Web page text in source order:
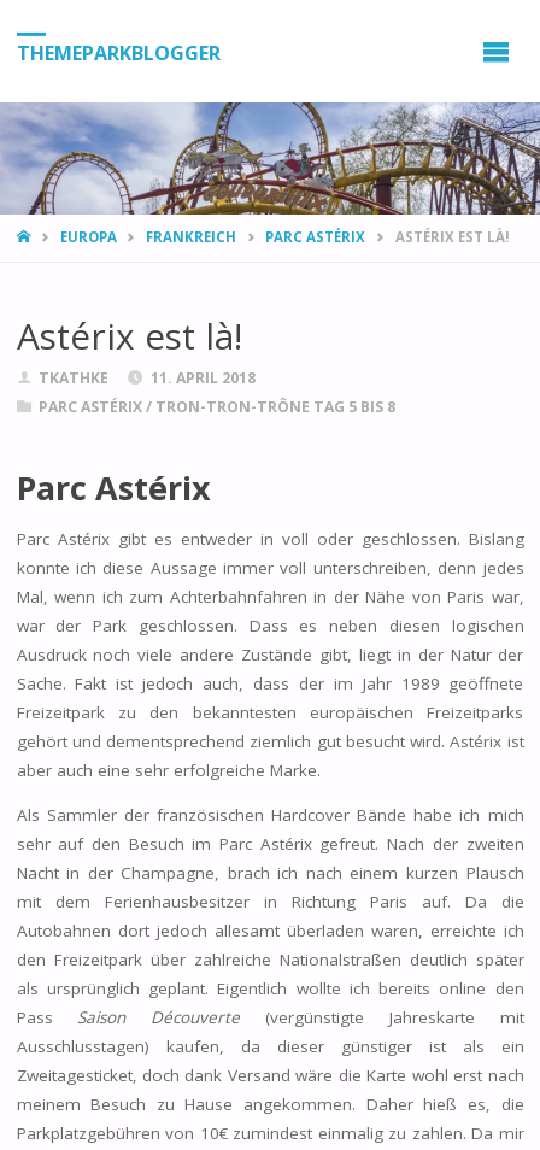
THEMEPARKBLOGGER
HOMEEUROPA FRANKREICH PARC ASTÉRIX ASTÉRIX EST LÀ!
Astérix est là!
TKATHKE
11. APRIL 2018
PARC ASTÉRIX/ TRON-TRON-TRÔNE TAG 5 BIS 8
Parc Astérix
Parc Astérix gibt es entweder in voll oder geschlossen. Bislang
konnte ich diese Aussage immer voll unterschreiben, denn jedes
Mal, wenn ich zum Achterbahnfahren in der Nähe von Paris war,
war der Park geschlossen. Dass es neben diesen logischen
Ausdruck noch viele andere Zustände gibt, liegt in der Natur der
Sache. Fakt ist jedoch auch, dass der im Jahr 1989 geöffnete
Freizeitpark zu den bekanntesten europäischen Freizeitparks
gehört und dementsprechend ziemlich gut besucht wird. Astérix ist
aber auch eine sehr erfolgreiche Marke.
Als Sammler der französischen Hardcover Bände habe ich mich
sehr auf den Besuch im Parc Astérix gefreut. Nach der zweiten
Nacht in der Champagne, brach ich nach einem kurzen Plausch
mit dem Ferienhausbesitzer in Richtung Paris auf. Da die
Autobahnen dort jedoch allesamt überladen waren, erreichte ich
den Freizeitpark über zahlreiche Nationalstraßen deutlich später
als ursprünglich geplant. Eigentlich wollte ich bereits online den
Pass Saison Découverte (vergünstigte Jahreskarte mit
Ausschlusstagen) kaufen, da dieser günstiger ist als ein
Zweitagesticket, doch dank Versand wäre die Karte wohl erst nach
meinem Besuch zu Hause angekommen. Daher hieß es, die
Parkplatzgebühren von 10€ zumindest einmalig zu zahlen. Da mir